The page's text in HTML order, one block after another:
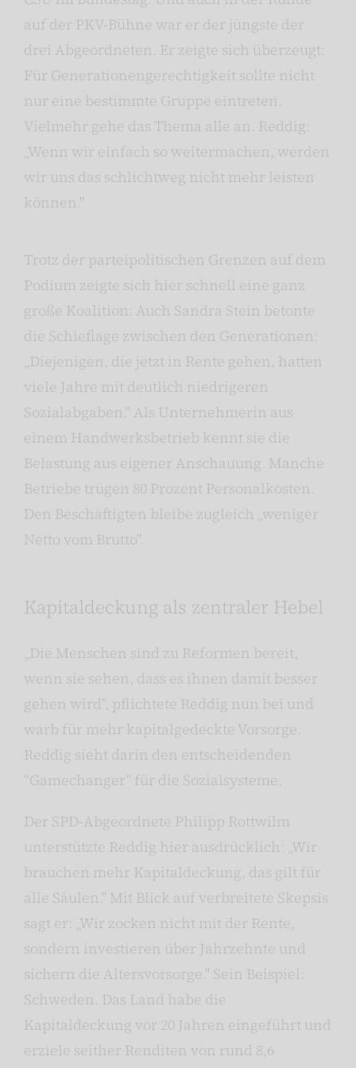
auf der PKV-Bühne war er der jüngste der
drei Abgeordneten. Er zeigte sich überzeugt:
Für Generationengerechtigkeit sollte nicht
nur eine bestimmte Gruppe eintreten.
Vielmehr gehe das Thema alle an. Reddig:
„Wenn wir einfach so weitermachen, werden
wir uns das schlichtweg nicht mehr leisten
können."
Trotz der parteipolitischen Grenzen auf dem
Podium zeigte sich hier schnell eine ganz
große Koalition: Auch Sandra Stein betonte
die Schieflage zwischen den Generationen:
„Diejenigen, die jetzt in Rente gehen, hatten
viele Jahre mit deutlich niedrigeren
Sozialabgaben." Als Unternehmerin aus
einem Handwerksbetrieb kennt sie die
Belastung aus eigener Anschauung. Manche
Betriebe trügen 80 Prozent Personalkosten.
Den Beschäftigten bleibe zugleich „weniger
Netto vom Brutto".
Kapitaldeckung als zentraler Hebel
„Die Menschen sind zu Reformen bereit,
wenn sie sehen, dass es ihnen damit besser
gehen wird”, pflichtete Reddig nun bei und
warb für mehr kapitalgedeckte Vorsorge.
Reddig sieht darin den entscheidenden
“Gamechanger” für die Sozialsysteme.
Der SPD-Abgeordnete Philipp Rottwilm
unterstützte Reddig hier ausdrücklich: „Wir
brauchen mehr Kapitaldeckung, das gilt für
alle Säulen." Mit Blick auf verbreitete Skepsis
sagt er: „Wir zocken nicht mit der Rente,
sondern investieren über Jahrzehnte und
sichern die Altersvorsorge." Sein Beispiel:
Schweden. Das Land habe die
Kapitaldeckung vor 20 Jahren eingeführt und
erziele seither Renditen von rund 8,6